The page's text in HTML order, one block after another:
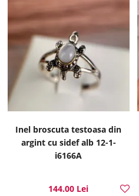
Inel broscuta testoasa din
argint cu sidef alb 12-1-
i6166A
144.00 Lei